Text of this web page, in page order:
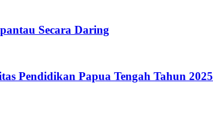
Secara Daring
Pendidikan Papua Tengah Tahun 2025